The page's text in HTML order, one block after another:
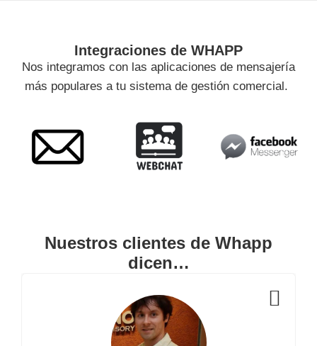
Integraciones de WHAPP
Nos integramos con las aplicaciones de mensajería
más populares a tu sistema de gestión comercial.
Nuestros clientes de Whapp
dicen…